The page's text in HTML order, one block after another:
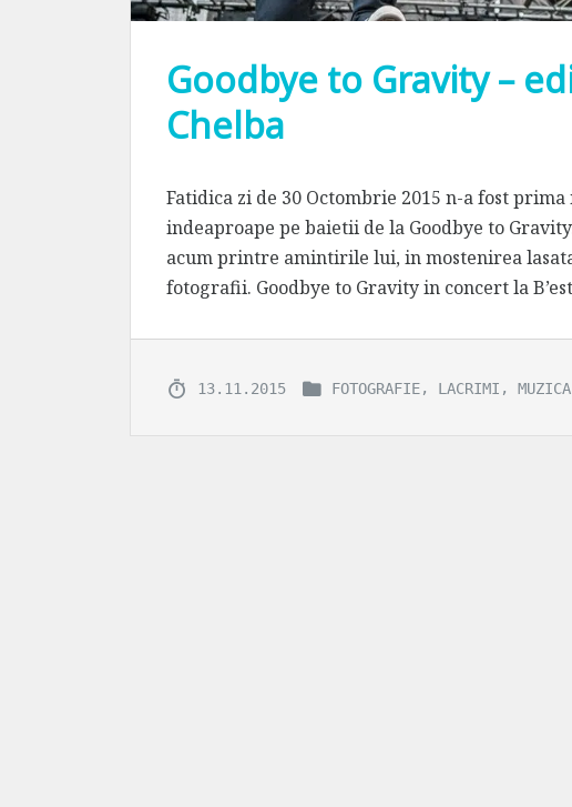
Goodbye to Gravity –
Chelba
Fatidica zi de 30 Octombrie 2015 n-a fost
indeaproape pe baietii de la Goodbye to
acum printre amintirile lui, in mostenirea
fotografii. Goodbye to Gravity in concert la
13.11.2015 FOTOGRAFIE, LACRIMI , MUZICA